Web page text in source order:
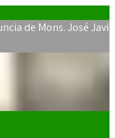
Mons. José Javier